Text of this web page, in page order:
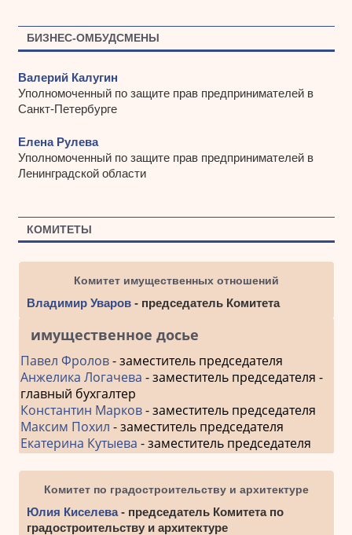
БИЗНЕС-ОМБУДСМЕНЫ
Валерий Калугин
Уполномоченный по защите прав предпринимателей в
Санкт-Петербурге
Елена Рулева
Уполномоченный по защите прав предпринимателей в
Ленинградской области
КОМИТЕТЫ
Комитет имущественных отношений
Владимир Уваров- председатель Комитета
имущественное досье
Павел Фролов- заместитель председателя
Анжелика Логачева - заместитель председателя -
главный бухгалтер
Константин Марков- заместитель председателя
Максим Похил - заместитель председателя
Екатерина Кутыева - заместитель председателя
Комитет по градостроительству и архитектуре
Юлия Киселева- председатель Комитета по
градостроительству и архитектуре